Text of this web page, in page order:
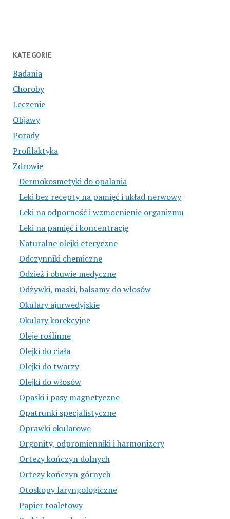
KATEGORIE
Badania
Choroby
Leczenie
Objawy
Porady
Profilaktyka
Zdrowie
Dermokosmetyki do opalania
Leki bez recepty na pamięć i układ nerwowy
Leki na odporność i wzmocnienie organizmu
Leki na pamięć i koncentrację
Naturalne olejki eteryczne
Odczynniki chemiczne
Odzież i obuwie medyczne
Odżywki, maski, balsamy do włosów
Okulary ajurwedyjskie
Okulary korekcyjne
Oleje roślinne
Olejki do ciała
Olejki do twarzy
Olejki do włosów
Opaski i pasy magnetyczne
Opatrunki specjalistyczne
Oprawki okularowe
Orgonity, odpromienniki i harmonizery
Ortezy kończyn dolnych
Ortezy kończyn górnych
Otoskopy laryngologiczne
Papier toaletowy